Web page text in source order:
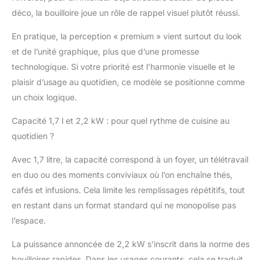
température precise
Surchauffe: Nos
bouilloires électriques à
ébullition rapide sont
chauffant dissimulé qui
accidentellement
Design: Notre bouilloire
design est dotée d'une
finition réalisée à la
et bénéficie également
pour assurer la
déco, la bouilloire joue un rôle de rappel visuel plutôt réussi.
En pratique, la perception « premium » vient surtout du look
et de l’unité graphique, plus que d’une promesse
technologique. Si votre priorité est l’harmonie visuelle et le
plaisir d’usage au quotidien, ce modèle se positionne comme
un choix logique.
Capacité 1,7 l et 2,2 kW : pour quel rythme de cuisine au
quotidien ?
Avec 1,7 litre, la capacité correspond à un foyer, un télétravail
en duo ou des moments conviviaux où l’on enchaîne thés,
cafés et infusions. Cela limite les remplissages répétitifs, tout
en restant dans un format standard qui ne monopolise pas
l’espace.
La puissance annoncée de 2,2 kW s’inscrit dans la norme des